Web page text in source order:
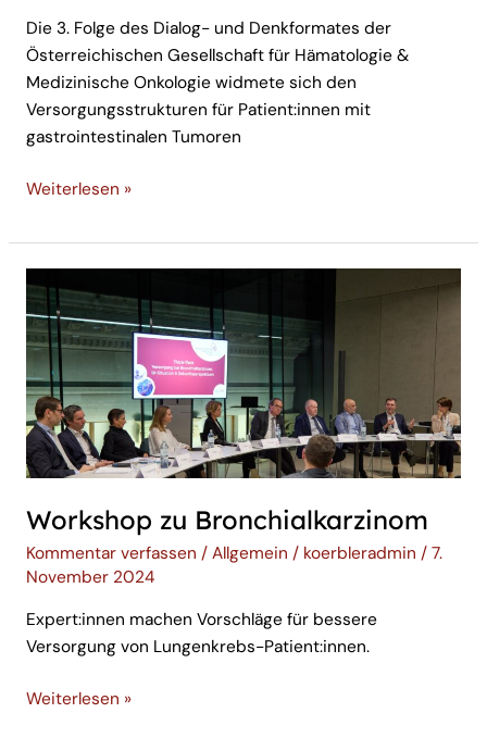
Die 3. Folge des Dialog- und Denkformates der
Österreichischen Gesellschaft für Hämatologie &
Medizinische Onkologie widmete sich den
Versorgungsstrukturen für Patient:innen mit
gastrointestinalen Tumoren
Weiterlesen »
Workshop zu Bronchialkarzinom
Kommentar verfassen / Allgemein / koerbleradmin / 7.
November 2024
Expert:innen machen Vorschläge für bessere
Versorgung von Lungenkrebs-Patient:innen.
Workshop
zu
Bronchialkarzinom
Weiterlesen »